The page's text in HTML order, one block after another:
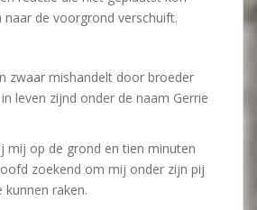
de voorgrond verschuift.
zwaar mishandelt door broeder
leven zijnd onder de naam Gerrie
mij op de grond en tien minuten
zoekend om mij onder zijn pij
raken.